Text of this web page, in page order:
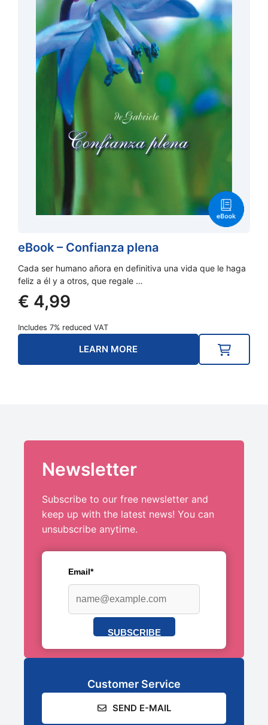
eBook – Confianza plena
Cada ser humano añora en definitiva una vida que le haga
feliz a él y a otros, que regale …
€ 4,99
Includes 7% reduced VAT
LEARN MORE
Newsletter
Subscribe to our free newsletter and
keep up with the latest news! You can
unsubscribe anytime.
Email*
SUBSCRIBE
Customer Service
SEND E-MAIL